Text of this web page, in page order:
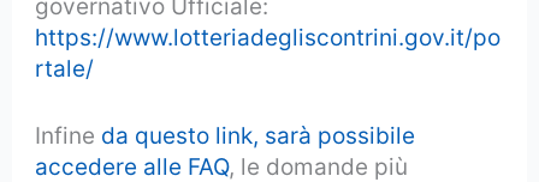
governativo Ufficiale:
https://www.lotteriadegliscontrini.gov.it/po
rtale/
Infine da questo link, sarà possibile
accedere alle FAQ, le domande più